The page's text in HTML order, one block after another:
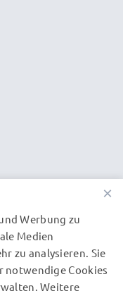
Jetzt bestellen
×
Werbung zu
Medien
zu analysieren. Sie
notwendige Cookies
Weitere